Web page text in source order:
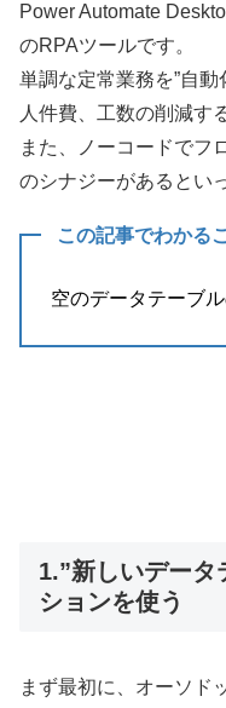
Power Automate
のRPAツールです。
単調な定常業務を”自
人件費、工数の削減す
また、ノーコードでフ
のシナジーがあるとい
この記事でわかる
空のデータテーブ
1.”新しいデータ
ションを使う
まず最初に、オーソド